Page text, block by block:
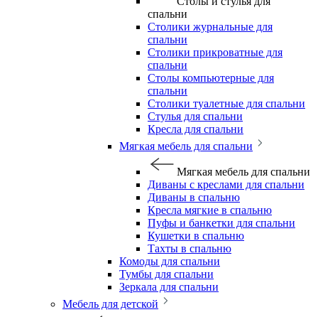
спальни
Столики журнальные для
спальни
Столики прикроватные для
спальни
Столы компьютерные для
спальни
Столики туалетные для спальни
Стулья для спальни
Кресла для спальни
Мягкая мебель для спальни
Мягкая мебель для спальни
Диваны с креслами для спальни
Диваны в спальню
Кресла мягкие в спальню
Пуфы и банкетки для спальни
Кушетки в спальню
Тахты в спальню
Комоды для спальни
Тумбы для спальни
Зеркала для спальни
Мебель для детской